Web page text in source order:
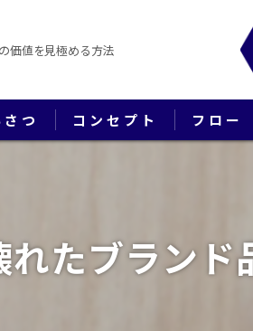
価値を見極める方法
つ コンセプト フロー
れたブランド